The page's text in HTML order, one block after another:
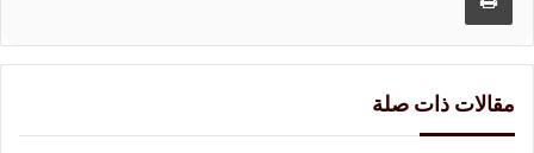
مقالات ذات صلة